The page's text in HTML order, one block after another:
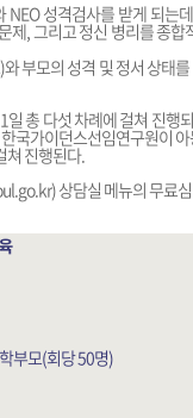
성격검사를 받게 되는
, 그리고 정신 병리를 종
부모의 성격 및 정서 상태
총 다섯 차례에 걸쳐 진행
국가이던스선임연구원이
쳐 진행된다.
) 상담실 메뉴의 무료
부모(회당 50명)